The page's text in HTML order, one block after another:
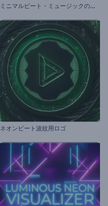
ミ
ニマルビート・ミュージックのビジュアライザー
ネオンビート波紋用ロゴ